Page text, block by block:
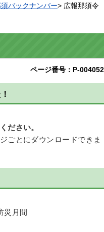
バックナンバー> 広報那須令
ページ番号：P-004052
ださい。
ごとにダウンロードできま
災月間